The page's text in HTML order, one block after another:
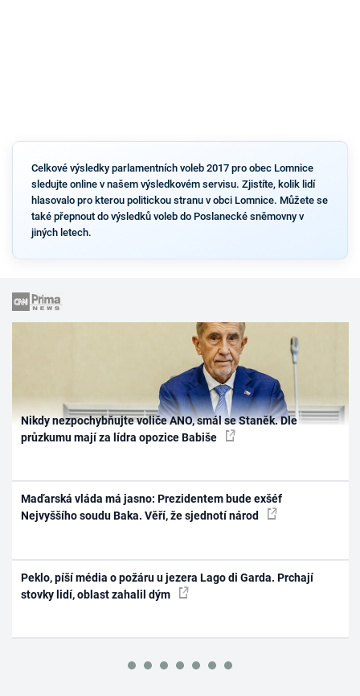
Celkové výsledky parlamentních voleb 2017 pro obec Lomnice
sledujte online v našem výsledkovém servisu. Zjistíte, kolik lidí
hlasovalo pro kterou politickou stranu v obci Lomnice. Můžete se
také přepnout do výsledků voleb do Poslanecké sněmovny v
jiných letech.
Nikdy nezpochybňujte voliče ANO, smál se Staněk. Dle
průzkumu mají za lídra opozice Babiše
Maďarská vláda má jasno: Prezidentem bude exšéf
Nejvyššího soudu Baka. Věří, že sjednotí národ
Peklo, píší média o požáru u jezera Lago di Garda. Prchají
stovky lidí, oblast zahalil dým